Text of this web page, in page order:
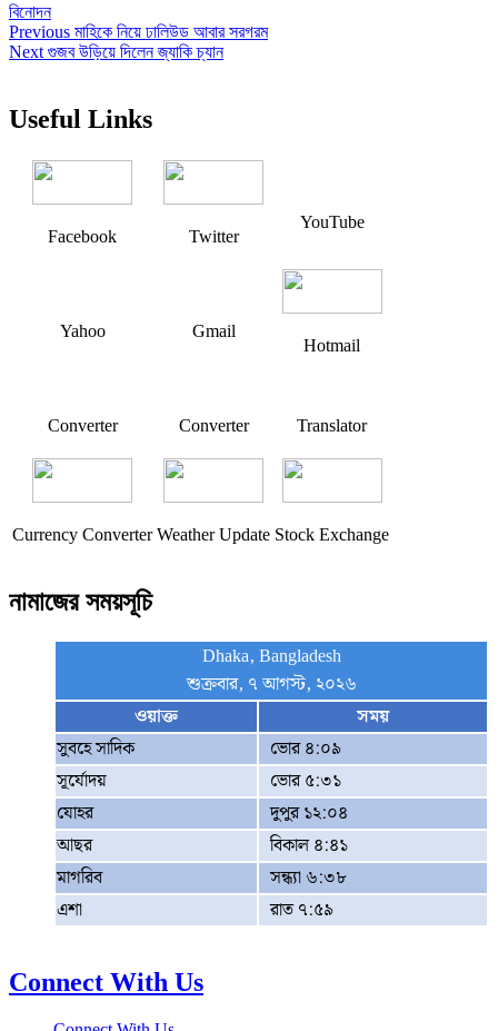
বিনোদন
Post
navigation
Previous Previous
post:
মাহিকে নিয়ে ঢালিউড আবার সরগরম
Next Next
গুজব উড়িয়ে দিলেন জ্যাকি চ্যান
Useful Links
Facebook Twitter
YouTube
Yahoo Gmail
Hotmail
Converter Converter Translator
Currency Converter Weather Update Stock Exchange
নামাজের সময়সূচি
Dhaka, Bangladesh
শুক্রবার, ৭ আগস্ট, ২০২৬
ওয়াক্ত
সময়
সুবহে সাদিক
ভোর ৪:০৯
সূর্যোদয়
ভোর ৫:৩১
যোহর
দুপুর ১২:০৪
আছর
বিকাল ৪:৪১
মাগরিব
সন্ধ্যা ৬:৩৮
এশা
রাত ৭:৫৯
Connect With Us